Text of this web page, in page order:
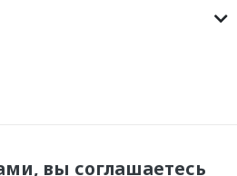
вы соглашаетесь